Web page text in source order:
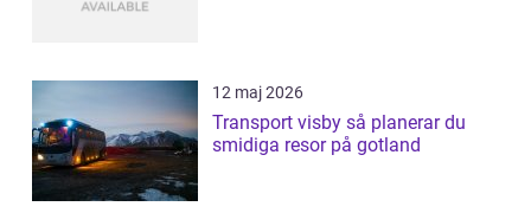
12 maj 2026
Transport visby så planerar du
smidiga resor på gotland